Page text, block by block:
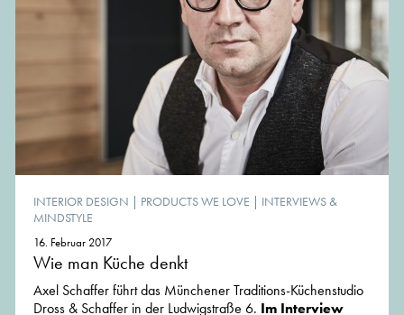
INTERIOR DESIGN | PRODUCTS WE LOVE | INTERVIEWS &
MINDSTYLE
16. Februar 2017
Wie man Küche denkt
Axel Schaffer führt das Münchener Traditions-Küchenstudio
Dross & Schaffer in der Ludwigstraße 6. Im Interview